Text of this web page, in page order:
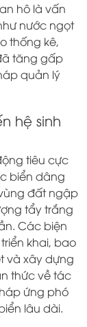
hô là vấn
nước ngọt
thống kê,
tăng gấp
quản lý
hệ sinh
tiêu cực
biển dâng
đất ngập
tẩy trắng
Các biện
khai, bao
và xây dựng
thức về tác
ứng phó
lâu dài.